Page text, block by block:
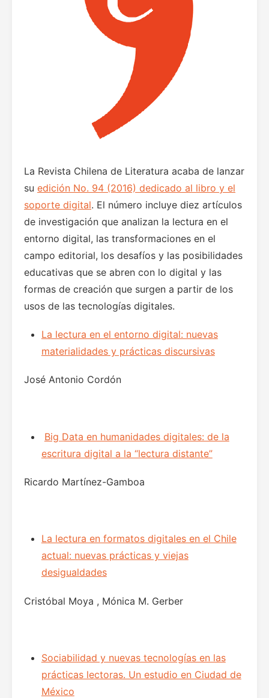
La Revista Chilena de Literatura acaba de lanzar
su edición No. 94 (2016) dedicado al libro y el
soporte digital. El número incluye diez artículos
de investigación que analizan la lectura en el
entorno digital, las transformaciones en el
campo editorial, los desafíos y las posibilidades
educativas que se abren con lo digital y las
formas de creación que surgen a partir de los
usos de las tecnologías digitales.
La lectura en el entorno digital: nuevas
materialidades y prácticas discursivas
José Antonio Cordón
Big Data en humanidades digitales: de la
escritura digital a la “lectura distante”
Ricardo Martínez-Gamboa
La lectura en formatos digitales en el Chile
actual: nuevas prácticas y viejas
desigualdades
Cristóbal Moya , Mónica M. Gerber
Sociabilidad y nuevas tecnologías en las
prácticas lectoras. Un estudio en Ciudad de
México